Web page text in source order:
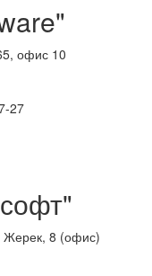
офис 10
27
Жерек, 8 (офис)